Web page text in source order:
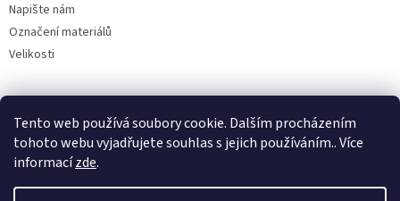
Tento web používá soubory cookie. Dalším procházením
tohoto webu vyjadřujete souhlas s jejich používáním.. Více
informacízde.
Napište nám
Označení materiálů
Velikosti